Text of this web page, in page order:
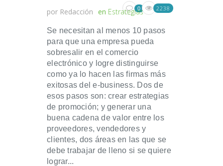
por Redacción en Estrategias
0 2238
Se necesitan al menos 10 pasos
para que una empresa pueda
sobresalir en el comercio
electrónico y logre distinguirse
como ya lo hacen las firmas más
exitosas del e-business. Dos de
esos pasos son: crear estrategias
de promoción; y generar una
buena cadena de valor entre los
proveedores, vendedores y
clientes, dos áreas en las que se
debe trabajar de lleno si se quiere
lograr...